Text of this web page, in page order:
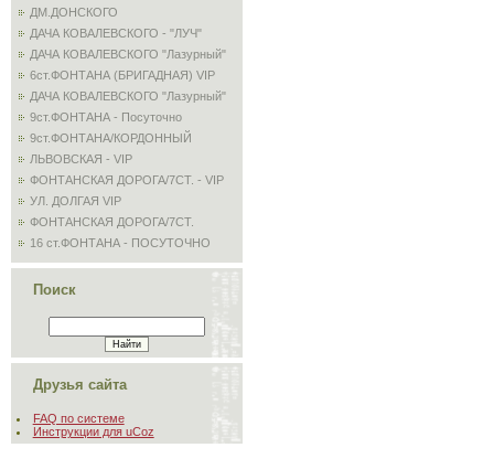
ДМ.ДОНСКОГО
ДАЧА КОВАЛЕВСКОГО - "ЛУЧ"
ДАЧА КОВАЛЕВСКОГО "Лазурный"
6ст.ФОНТАНА (БРИГАДНАЯ) VIP
ДАЧА КОВАЛЕВСКОГО "Лазурный"
9ст.ФОНТАНА - Посуточно
9ст.ФОНТАНА/КОРДОННЫЙ
ЛЬВОВСКАЯ - VIP
ФОНТАНСКАЯ ДОРОГА/7СТ. - VIP
УЛ. ДОЛГАЯ VIP
ФОНТАНСКАЯ ДОРОГА/7СТ.
16 ст.ФОНТАНА - ПОСУТОЧНО
Поиск
Друзья сайта
FAQ по системе
Инструкции для uCoz